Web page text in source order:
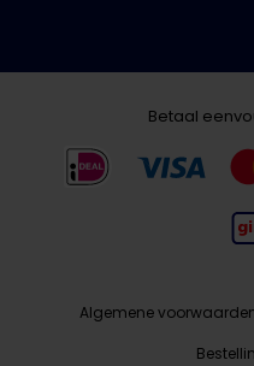
Betaal
Algemene